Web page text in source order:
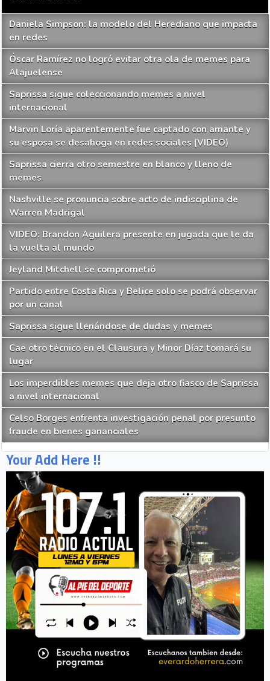
Daniela Simpson: la modelo del Herediano que impacta
en redes
Óscar Ramírez no logró evitar otra ola de memes para
Alajuelense
Saprissa sigue coleccionando memes a nivel
internacional
Marvin Loría aparentemente fue captado con amante y
su esposa se desahoga en redes sociales (VIDEO)
Saprissa cierra otro semestre en blanco y lleno de
memes
Nashville se pronuncia sobre acto de indisciplina de
Warren Madrigal
VIDEO: Brandon Aguilera presente en jugada que le da
la vuelta al mundo
Jeyland Mitchell se comprometió
Partido entre Costa Rica y Belice solo se podrá observar
por un canal
Saprissa sigue llenándose de dudas y memes
Cae otro técnico en el Clausura y Minor Díaz tomará su
lugar
Los imperdibles memes que deja otro fiasco de Saprissa
a nivel internacional
Celso Borges enfrenta investigación penal por presunto
fraude en bienes gananciales
Your Add Here !!